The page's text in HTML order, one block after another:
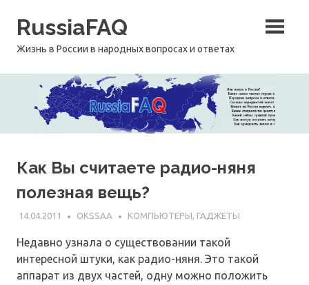
RussiaFAQ
Жизнь в России в народных вопросах и ответах
Как Вы считаете радио-няня
полезная вещь?
14.04.2011 OKSSAA КОМПЬЮТЕРЫ, ГАДЖЕТЫ
Недавно узнала о существовании такой
интересной штуки, как радио-няня. Это такой
аппарат из двух частей, одну можно положить